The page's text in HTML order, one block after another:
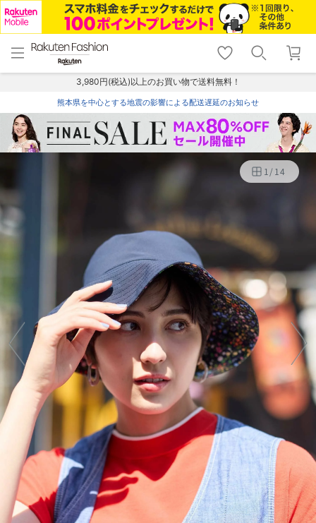
menu home
トップ
shopping_cart lock_outline
ログイン
3,980円(税込)以上のお買い物で送料無料！
熊本県を中心とする地震の影響による配送遅延のお知らせ
1/14